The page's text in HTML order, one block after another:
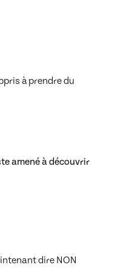
à prendre du
amené à découvrir
dire NON